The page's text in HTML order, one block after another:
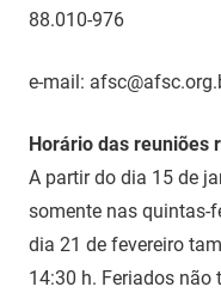
88.010-976
e-mail:
Horário das reuniões
A partir do dia 15 de
somente nas quintas-
dia 21 de fevereiro
14:30 h. Feriados não